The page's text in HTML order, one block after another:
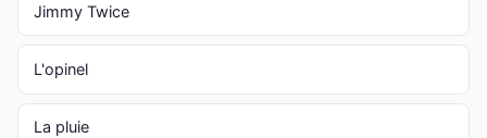
Jimmy Twice
L'opinel
La pluie